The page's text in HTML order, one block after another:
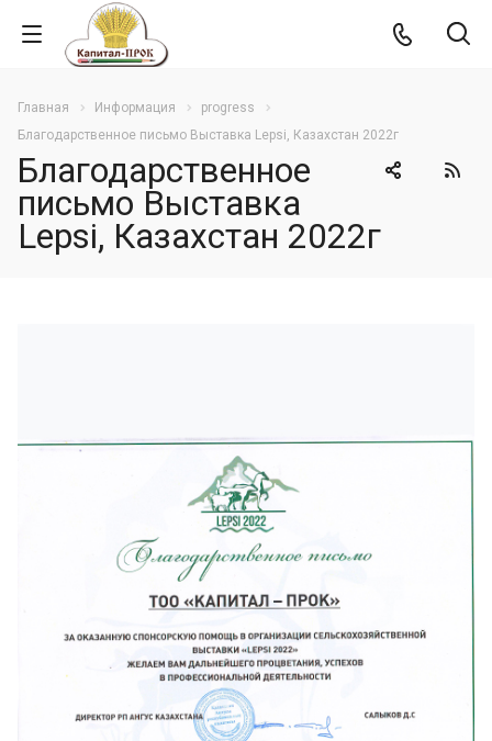
Главная Информация
progress
Благодарственное письмо Выставка Lepsi, Казахстан 2022г
Благодарственное
письмо Выставка
Lepsi, Казахстан 2022г